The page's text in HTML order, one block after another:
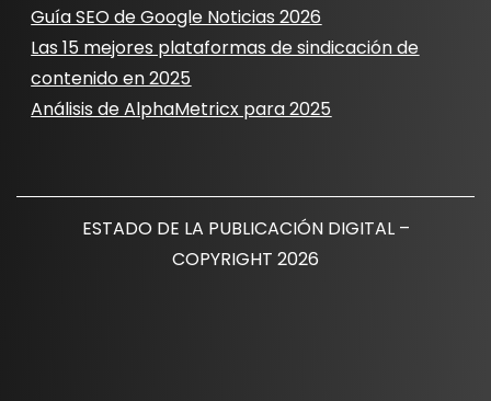
Guía SEO de Google Noticias 2026
Las 15 mejores plataformas de sindicación de
contenido en 2025
Análisis de AlphaMetricx para 2025
ESTADO DE LA PUBLICACIÓN DIGITAL –
COPYRIGHT 2026